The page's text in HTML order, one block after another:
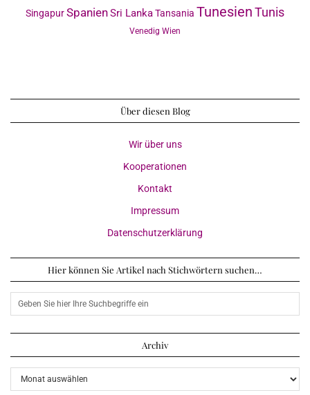
SingapurSpanienSri LankaTansania TunesienTunis
Venedig Wien
Über diesen Blog
Wir über uns
Kooperationen
Kontakt
Impressum
Datenschutzerklärung
Hier können Sie Artikel nach Stichwörtern suchen…
Archiv
Archiv